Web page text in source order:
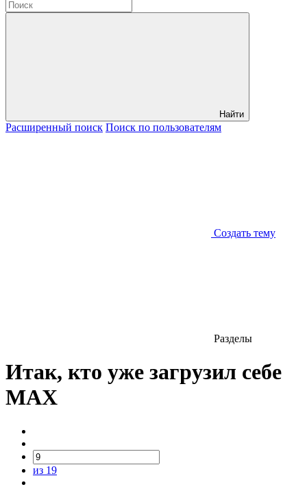
Найти
Расширенный поиск Поиск по пользователям
Создать тему
Разделы
Итак, кто уже загрузил себе
MAX
из 19